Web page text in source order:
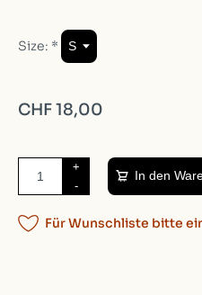
Size: *
CHF 18,00
+
-
In den
Für Wunschliste bitte